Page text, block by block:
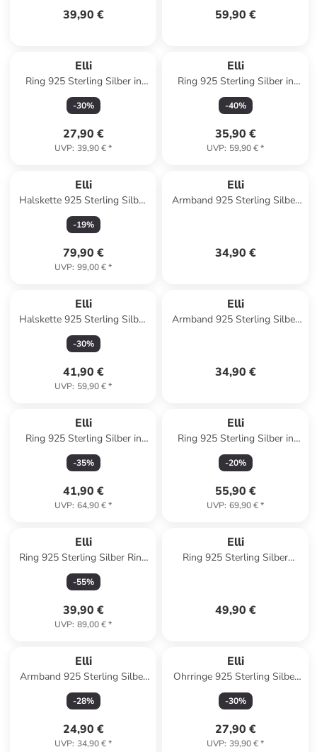
39,90 € 59,90 €
Elli
Ring 925 Sterling Silber in
Rosa
-30%
27,90 €
UVP: 39,90 €*
Elli
Ring 925 Sterling Silber in
Silber
-40%
35,90 €
UVP: 59,90 €*
Elli
Halskette 925 Sterling Silber
Geo, Plättchen in Gold
-19%
79,90 €
UVP: 99,00 €*
Elli
Armband 925 Sterling Silber
34,90 €
Elli
Halskette 925 Sterling Silber
Muschel in Gold
-30%
41,90 €
UVP: 59,90 €*
Elli
Armband 925 Sterling Silber
34,90 €
Elli
Ring 925 Sterling Silber in
Rosegold
-35%
41,90 €
UVP: 64,90 €*
Elli
Ring 925 Sterling Silber in
Gold
-20%
55,90 €
UVP: 69,90 €*
Elli
Ring 925 Sterling Silber Ring
Set in Gold
-55%
39,90 €
UVP: 89,00 €*
Elli
Ring 925 Sterling Silber
49,90 €
Elli
Armband 925 Sterling Silber
Infinity, Kreis in Blau
-28%
24,90 €
UVP: 34,90 €*
Elli
Ohrringe 925 Sterling Silber
Einhorn in Gold
-30%
27,90 €
UVP: 39,90 €*